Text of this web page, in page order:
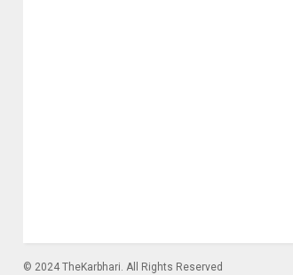
© 2024 TheKarbhari. All Rights Reserved